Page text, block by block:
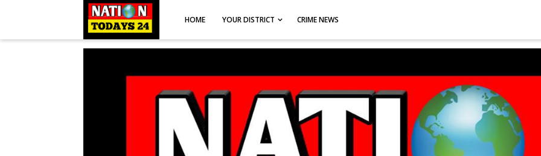
HOME YOUR DISTRICT CRIME NEWS